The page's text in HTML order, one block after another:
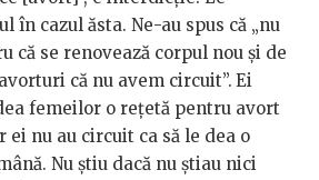
în cazul ăsta. Ne-au spus că „nu
că se renovează corpul nou și de
că nu avem circuit”. Ei
femeilor o rețetă pentru avort
ei nu au circuit ca să le dea o
Nu știu dacă nu știau nici